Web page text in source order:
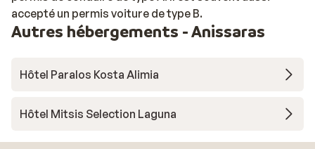
accepté un permis voiture de type B.
Autres hébergements - Anissaras
Hôtel Paralos Kosta Alimia
Hôtel Mitsis Selection Laguna